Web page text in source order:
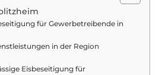
für Gewerbetreibende in
in der Region
Eisbeseitigung für